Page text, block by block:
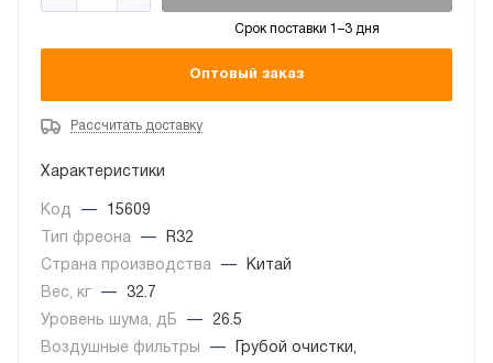
Срок поставки 1–3 дня
Оптовый заказ
Рассчитать доставку
Характеристики
Код —
15609
Тип фреона
—
R32
Страна производства
—
Китай
Вес, кг
—
32.7
Уровень шума, дБ
—
26.5
Воздушные фильтры
—
Грубой очистки,